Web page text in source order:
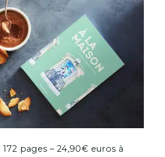
172 pages – 24,90€ euros à